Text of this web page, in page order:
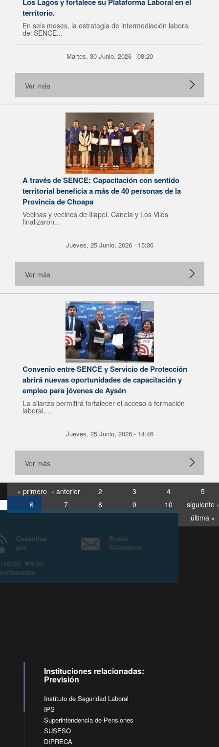
territorio.
En seis meses, la estrategia de intermediación laboral
del SENCE...
Martes, 30 Junio, 2026 - 08:20
Ver más
A través de SENCE: Capacitación con sentido
territorial beneficia a más de 40 personas de la
Provincia de Choapa
Vecinas y vecinos de Illapel, Canela y Los Vilos
finalizaron...
Jueves, 25 Junio, 2026 - 15:36
Ver más
Convenio entre SENCE y Servicio de Protección
abrirá nuevas oportunidades de capacitación y
empleo para jóvenes de Aysén
La alianza permitirá fortalecer el acceso a formación
laboral,...
Jueves, 25 Junio, 2026 - 14:46
Ver más
« primero ‹ anterior 2 3 4
5
6
7 8 9 10
siguiente ›
última »
Consultas
6007120028, ✽8088
yVideollamadas
Instituciones relacionadas:
Previsión
Instituto de Seguridad Laboral
IPS
Superintendencia de Pensiones
SUSESO
DIPRECA